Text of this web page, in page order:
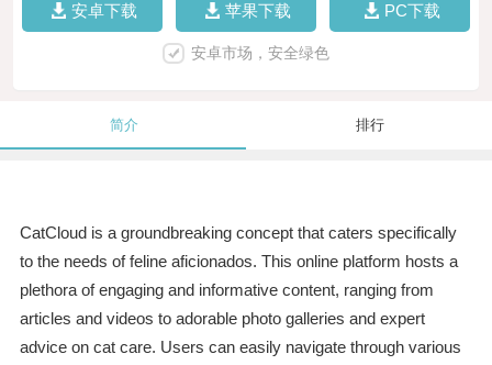
安卓下载 苹果下载 PC下载
安卓市场，安全绿色
简介 排行
CatCloud is a groundbreaking concept that caters specifically
to the needs of feline aficionados. This online platform hosts a
plethora of engaging and informative content, ranging from
articles and videos to adorable photo galleries and expert
advice on cat care. Users can easily navigate through various